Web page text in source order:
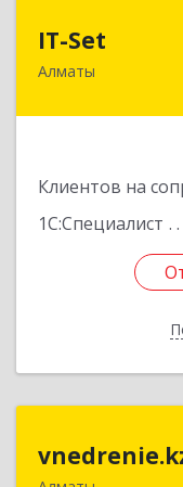
IT-Set
Алматы
Клиентов на
1С:Специалист